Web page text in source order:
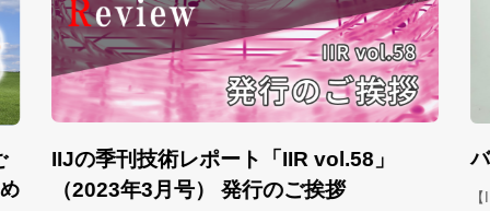
IIJの季刊技術レポート「IIR vol.58」
（2023年3月号） 発行のご挨拶